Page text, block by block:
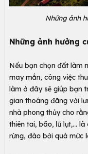
Những ảnh
Những ảnh hưởng
Nếu bạn chọn đất làm
may mắn, công việc
làm ở đây sẽ giúp bạn
gian thoáng đãng với
nhà phong thủy cho
thiên tai, bão, lũ lụt,...
rừng, đào bới quá mức